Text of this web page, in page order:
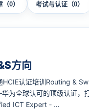
0） 考试与认证（0）
方向
认证培训Routing &
为全球认可的顶级认证，
ICT Expert - …